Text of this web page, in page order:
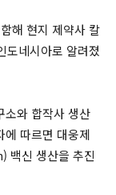
해 현지 제약사 칼
도네시아로 알려졌
소와 합작사 생산
에 따르면 대웅제
백신 생산을 추진